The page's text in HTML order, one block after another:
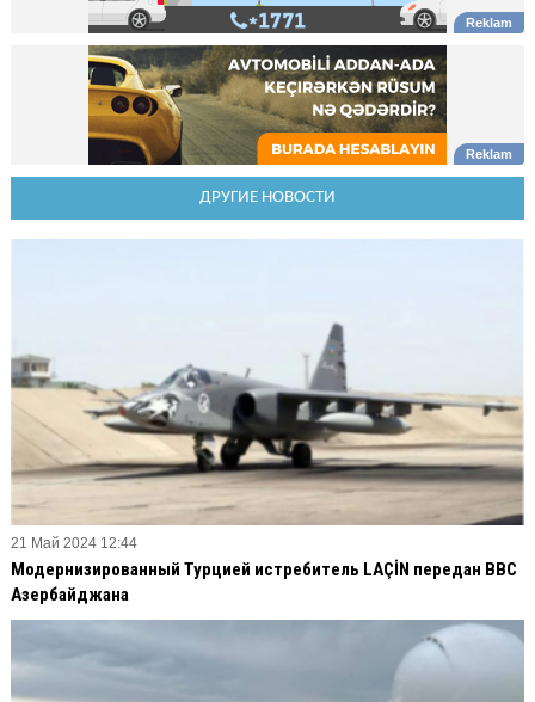
ДРУГИЕ НОВОСТИ
21 Май 2024 12:44
Модернизированный Турцией истребитель LAÇİN передан ВВС
Азербайджана